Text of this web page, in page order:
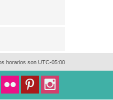
horarios son UTC-05:00